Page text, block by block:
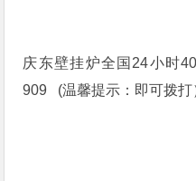
庆东壁挂炉全国24小时
909 (温馨提示：即可拨打